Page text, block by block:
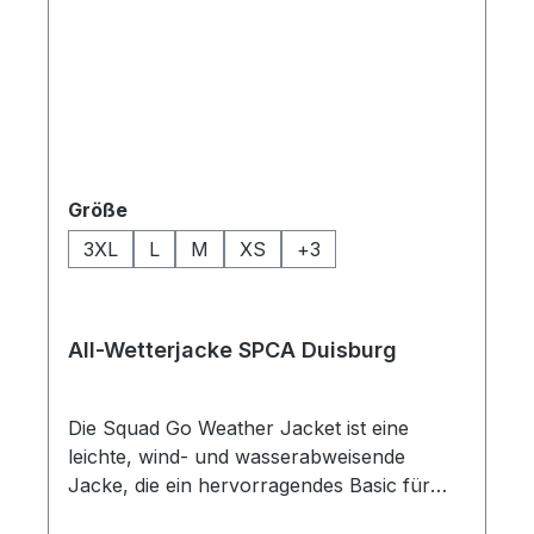
Größeauswählen
3XL
L M XS +3
All-Wetterjacke SPCA Duisburg
Die Squad Go Weather Jacket ist eine
leichte, wind- und wasserabweisende
Jacke, die ein hervorragendes Basic für